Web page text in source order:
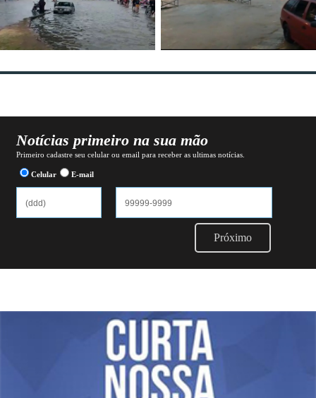
Notícias primeiro na sua mão
Primeiro cadastre seu celular ou email para receber as ultimas notícias.
Celular E-mail
Próximo